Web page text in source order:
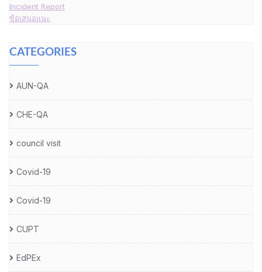
Incident Report
ข้อเสนอแนะ
CATEGORIES
AUN-QA
CHE-QA
council visit
Covid-19
Covid-19
CUPT
EdPEx